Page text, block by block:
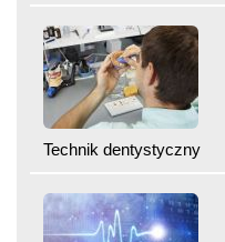
Technik dentystyczny